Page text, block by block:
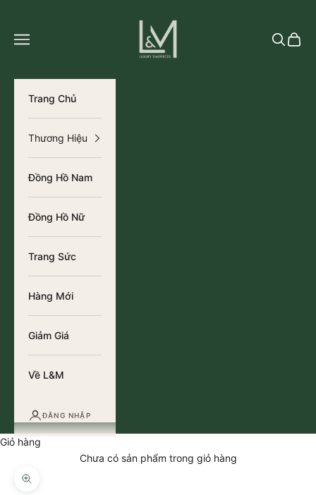
L&M Luxury Timepieces
Tìm kiếm
Giỏ
Trang Chủ
Thương Hiệu
Đồng Hồ Nam
Đồng Hồ Nữ
Trang Sức
Hàng Mới
Giảm Giá
Về L&M
ĐĂNG NHẬP
Giỏ hàng
Chưa có sản phẩm trong giỏ hàng
Thu phóng hình ảnh